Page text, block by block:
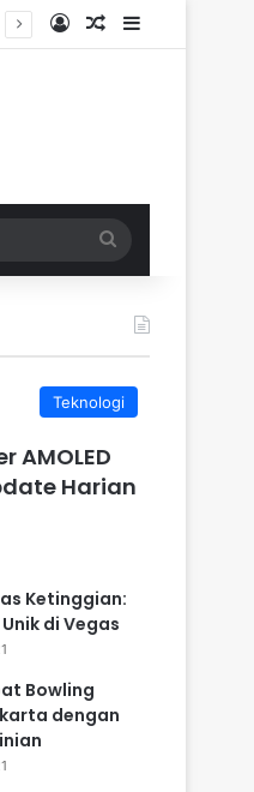
Log InRandom Article
Sidebar
for
Teknologi
AMOLED
Harian
Ketinggian:
di Vegas
Bowling
dengan